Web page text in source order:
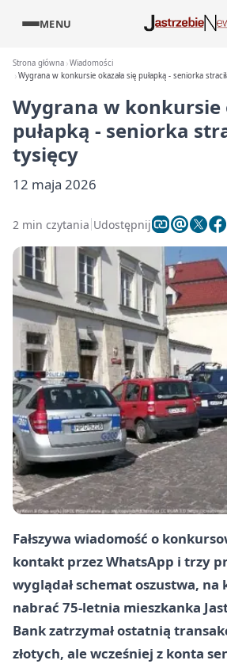
MENU
Strona główna Wiadomości
Wygrana w konkursie okazała się pułapką - seniorka
Wygrana w konkursie
pułapką - seniorka
tysięcy
12 maja 2026
2 min czytania Udostępnij
Fałszywa wiadomość o
kontakt przez WhatsApp i trzy
wyglądał schemat oszustwa, na
nabrać 75-letnia mieszkanka
Bank zatrzymał ostatnią
złotych, ale wcześniej z konta